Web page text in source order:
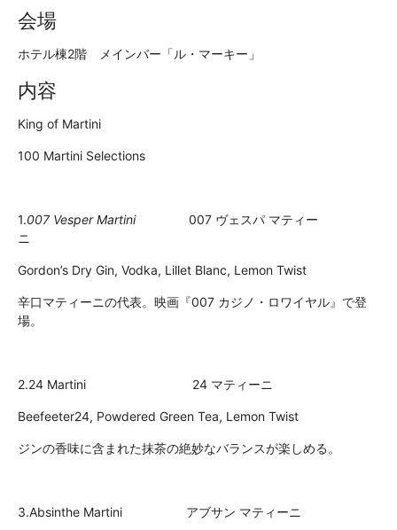
会場
ホテル棟2階 メインバー「ル・マーキー」
内容
King of Martini
100 Martini Selections
1.007 Vesper Martini007 ヴェスパ マティー
ニ
Gordon’s Dry Gin, Vodka, Lillet Blanc, Lemon Twist
辛口マティーニの代表。映画『007 カジノ・ロワイヤル』で登
場。
2.24 Martini 24 マティーニ
Beefeeter24, Powdered Green Tea, Lemon Twist
ジンの香味に含まれた抹茶の絶妙なバランスが楽しめる。
3.Absinthe Martini アブサン マティーニ